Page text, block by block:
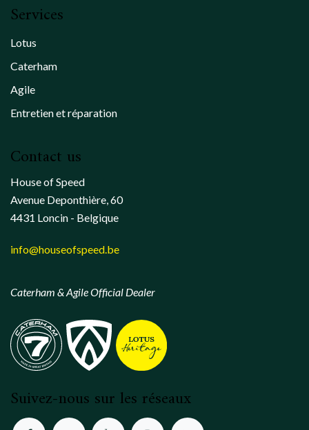
Services
Lotus
Caterham
Agile
Entretien et réparation
Contact us
House of Speed
Avenue Deponthière, 60
4431 Loncin - Belgique
info@houseofspeed.be
Caterham & Agile Official Dealer
Suivez-nous sur les réseaux